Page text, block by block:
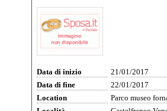
Data di inizio
21/01/2017
Data di fine
22/01/2017
Location
Parco museo